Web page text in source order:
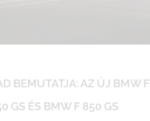
BEMUTATJA: AZ ÚJ BMW F
GS ÉS BMW F 850 GS